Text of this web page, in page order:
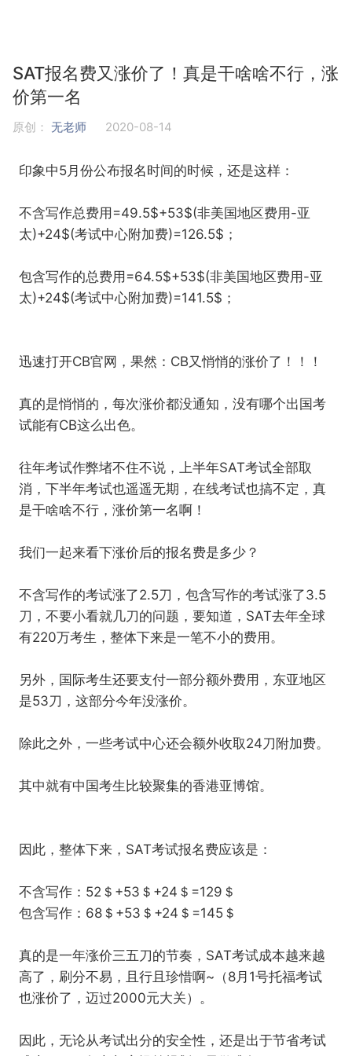
SAT报名费又涨价了！真是干啥啥不行，涨
价第一名
原创： 无老师 2020-08-14
印象中5月份公布报名时间的时候，还是这样：
不含写作总费用=49.5$+53$(非美国地区费用-亚
太)+24$(考试中心附加费)=126.5$；
包含写作的总费用=64.5$+53$(非美国地区费用-亚
太)+24$(考试中心附加费)=141.5$；
迅速打开CB官网，果然：CB又悄悄的涨价了！！！
真的是悄悄的，每次涨价都没通知，没有哪个出国考
试能有CB这么出色。
往年考试作弊堵不住不说，上半年SAT考试全部取
消，下半年考试也遥遥无期，在线考试也搞不定，真
是干啥啥不行，涨价第一名啊！
我们一起来看下涨价后的报名费是多少？
不含写作的考试涨了2.5刀，包含写作的考试涨了3.5
刀，不要小看就几刀的问题，要知道，SAT去年全球
有220万考生，整体下来是一笔不小的费用。
另外，国际考生还要支付一部分额外费用，东亚地区
是53刀，这部分今年没涨价。
除此之外，一些考试中心还会额外收取24刀附加费。
其中就有中国考生比较聚集的香港亚博馆。
因此，整体下来，SAT考试报名费应该是：
不含写作：52＄+53＄+24＄=129＄
包含写作：68＄+53＄+24＄=145＄
真的是一年涨价三五刀的节奏，SAT考试成本越来越
高了，刷分不易，且行且珍惜啊~（8月1号托福考试
也涨价了，迈过2000元大关）。
因此，无论从考试出分的安全性，还是出于节省考试